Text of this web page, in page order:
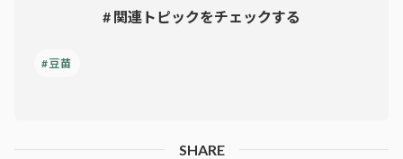
# 関連トピックをチェックする
#豆苗
SHARE